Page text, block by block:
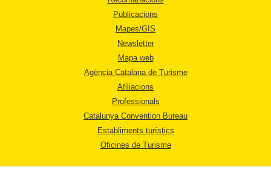
Publicacions
Mapes/GIS
Newsletter
Mapa web
Agència Catalana de Turisme
Afiliacions
Professionals
Catalunya Convention Bureau
Establiments turístics
Oficines de Turisme